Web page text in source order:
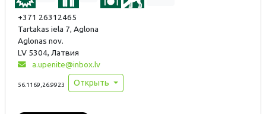
+371 26312465
Tartakas iela 7, Aglona
Aglonas nov.
LV 5304, Латвия
a.upenite@inbox.lv
56.1169,26.9923 Открыть